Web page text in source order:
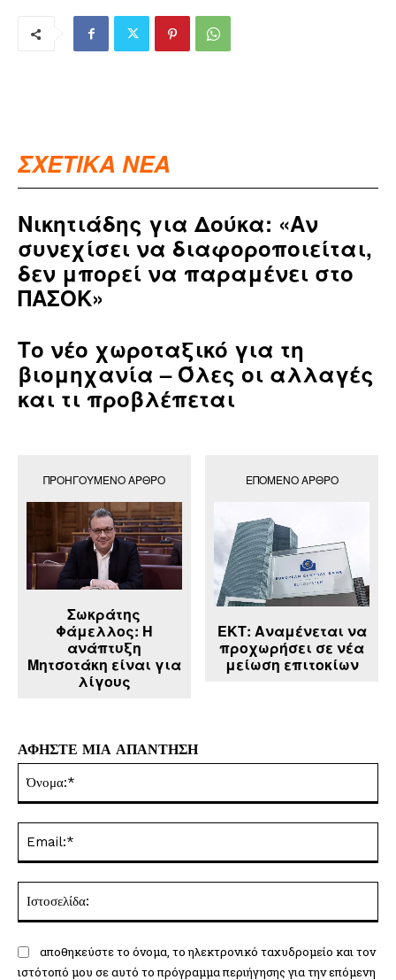
ΣΧΕΤΙΚΑ ΝΕΑ
Νικητιάδης για Δούκα: «Αν
συνεχίσει να διαφοροποιείται,
δεν μπορεί να παραμένει στο
ΠΑΣΟΚ»
Το νέο χωροταξικό για τη
βιομηχανία – Όλες οι αλλαγές
και τι προβλέπεται
ΠΡΟΗΓΟΎΜΕΝΟ ΆΡΘΡΟ
Σωκράτης
Φάμελλος: Η
ανάπτυξη
Μητσοτάκη είναι για
λίγους
ΕΠΌΜΕΝΟ ΆΡΘΡΟ
ΕΚΤ: Αναμένεται να
προχωρήσει σε νέα
μείωση επιτοκίων
ΑΦΗΣΤΕ ΜΙΑ ΑΠΑΝΤΗΣΗ
αποθηκεύστε το όνομα, το ηλεκτρονικό ταχυδρομείο και τον
ιστότοπό μου σε αυτό το πρόγραμμα περιήγησης για την επόμενη